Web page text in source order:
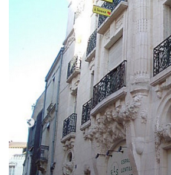
(Foto: